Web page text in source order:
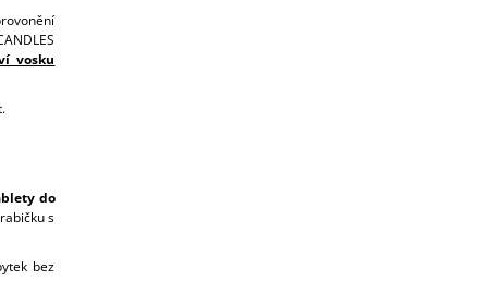
vosku
do
s
bez